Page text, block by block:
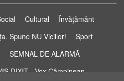
Cultural
Învățământ
Spune NU Viciilor!
Sport
SEMNAL DE ALARMĂ
DIXIT - Vox Câmpinean